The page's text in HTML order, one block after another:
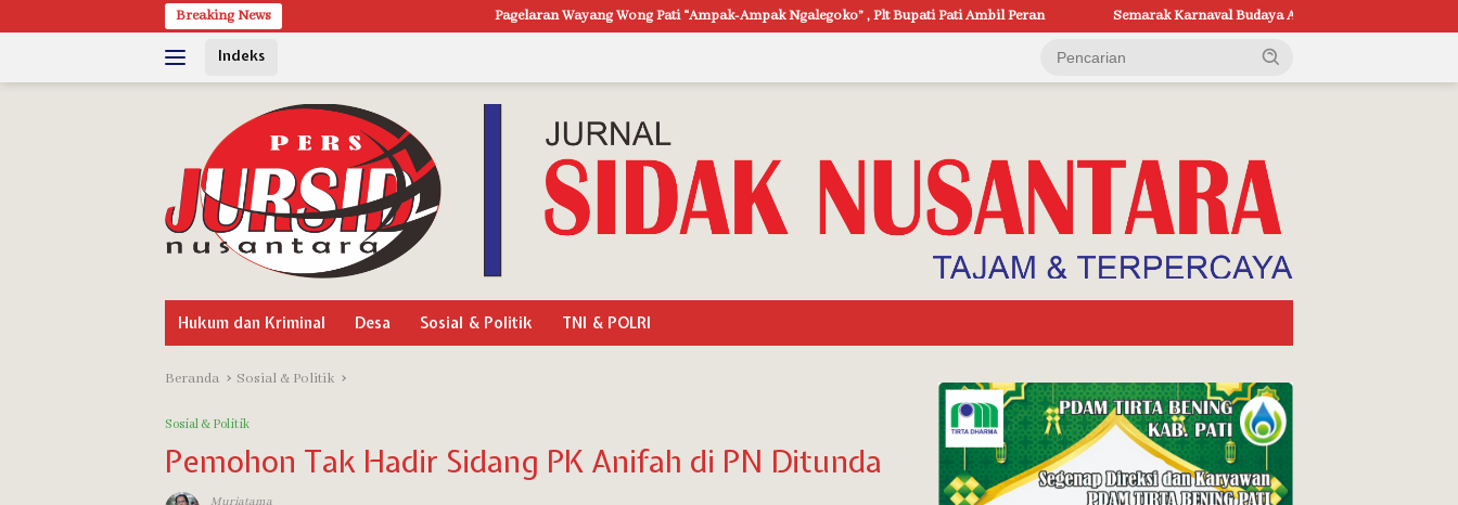
ke
Breaking News Pagelaran Wayang Wong Pati “Ampak-Ampak Ngalegoko” , Plt Bupati Pati Ambil Peran Semarak Karnaval Budaya Adhi Loka 2026 Pati, 21 Kecamatan Tumpahkan
Indeks
Hukum dan Kriminal Desa Sosial & Politik TNI & POLRI
Beranda Sosial & Politik
Sosial & Politik
Pemohon Tak Hadir Sidang PK Anifah di PN Ditunda
Muriatama